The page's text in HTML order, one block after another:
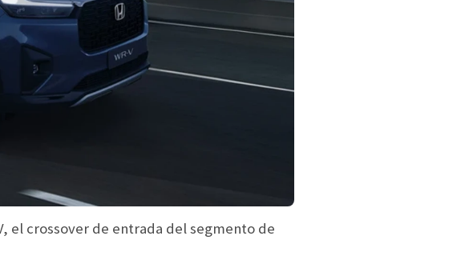
el crossover de entrada del segmento de